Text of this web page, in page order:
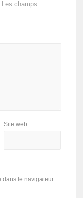
Les champs
Site web
dans le navigateur